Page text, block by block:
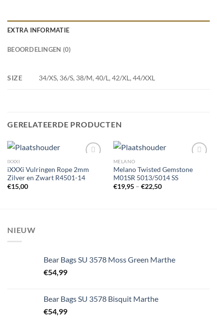
EXTRA INFORMATIE
BEOORDELINGEN (0)
SIZE 34/XS, 36/S, 38/M, 40/L, 42/XL, 44/XXL
GERELATEERDE PRODUCTEN
Toevoegen
IXXXI
iXXXi Vulringen Rope 2mm
Zilver en Zwart R4501-14
€15,00
Toevoegen
MELANO
Melano Twisted Gemstone
M01SR 5013/5014 SS
€19,95– €22,50
NIEUW
Bear Bags SU 3578 Moss Green Marthe
€54,99
Bear Bags SU 3578 Bisquit Marthe
€54,99